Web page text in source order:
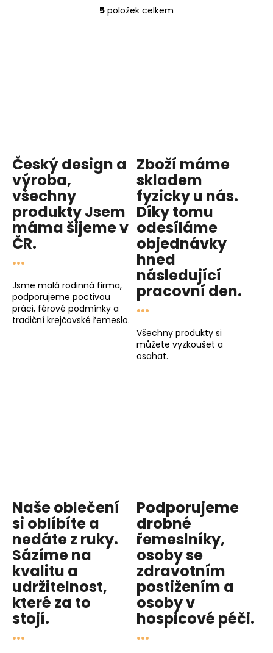
O
k
y
v
ý
p
i
s
u
5 položek celkem
Český design a
výroba,
všechny
produktyJsem
mámašijeme v
ČR.
...
Jsme malá rodinná firma,
podporujeme poctivou
práci, férové podmínky a
tradiční krejčovské řemeslo.
Zboží máme
skladem
fyzicky u nás.
Díky tomu
odesíláme
objednávky
hned
následující
pracovní den.
...
Všechny produkty si
můžete vyzkoušet a
osahat.
Naše oblečení
si oblíbíte a
nedáte z ruky.
Sázíme na
kvalitu a
udržitelnost,
které za to
stojí.
...
Podporujeme
drobné
řemeslníky,
osoby se
zdravotním
postižením a
osoby v
hospicové péči.
...